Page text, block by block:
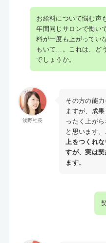
お給料について悩む声
年間同じサロンで働い
料が一度も上がってい
もいて…。これは、ど
でしょうか。
浅野社長
その方の能
ますが、成
ったく上が
と思います。
上をつくれ
すが、実は
ます。